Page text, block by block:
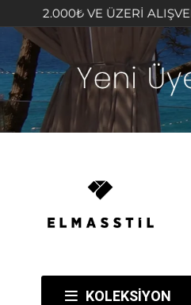
ÜZERİ ALIŞVERİŞLERDE
KOLEKSİYON